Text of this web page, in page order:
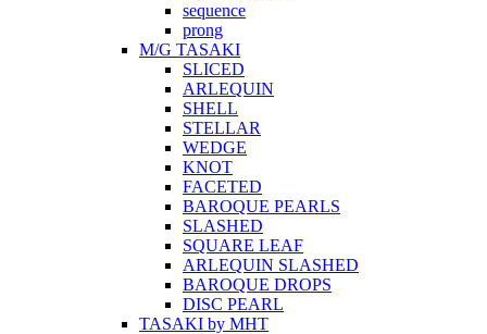
sequence
prong
M/G TASAKI
SLICED
ARLEQUIN
SHELL
STELLAR
WEDGE
KNOT
FACETED
BAROQUE PEARLS
SLASHED
SQUARE LEAF
ARLEQUIN SLASHED
BAROQUE DROPS
DISC PEARL
TASAKI by MHT